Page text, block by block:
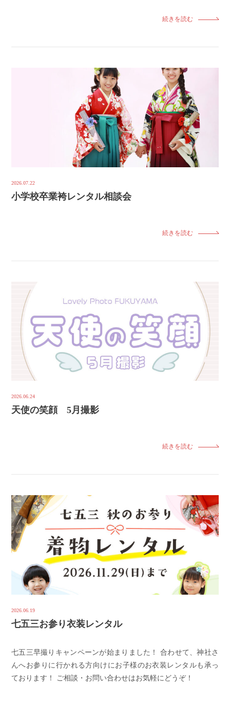
続きを読む
2026.07.22
小学校卒業袴レンタル相談会
続きを読む
2026.06.24
天使の笑顔 5月撮影
続きを読む
2026.06.19
七五三お参り衣装レンタル
七五三早撮りキャンペーンが始まりました！ 合わせて、神社さ
んへお参りに行かれる方向けにお子様のお衣装レンタルも承っ
ております！ ご相談・お問い合わせはお気軽にどうぞ！